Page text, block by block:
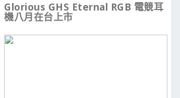
Glorious GHS Eternal RGB 電競耳
機八月在台上市